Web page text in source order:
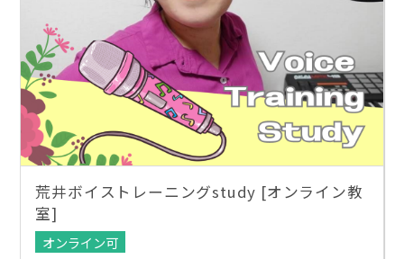
荒井ボイストレーニングstudy [オンライン教
室]
オンライン可